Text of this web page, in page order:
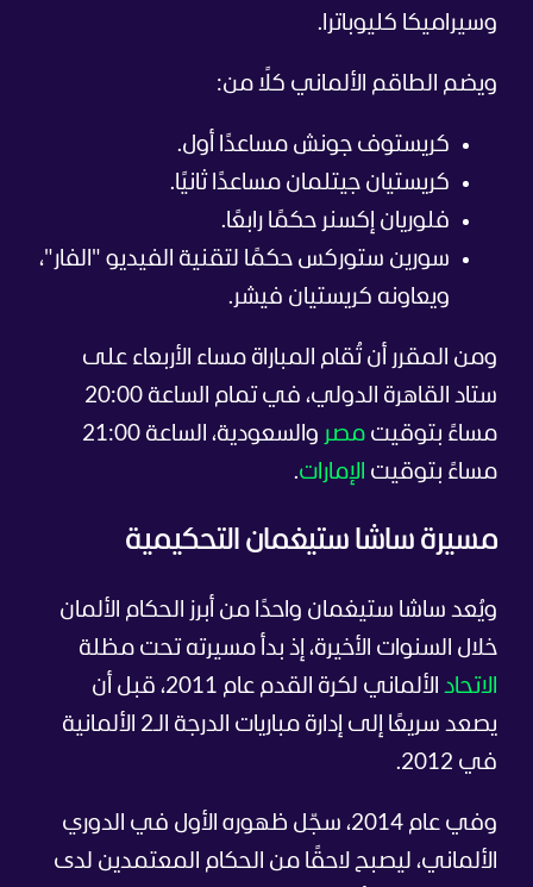
وسيراميكا كليوباترا.
ويضم الطاقم الألماني كلًا من:
كريستوف جونش مساعدًا أول.
كريستيان جيتلمان مساعدًا ثانيًا.
فلوريان إكسنر حكمًا رابعًا.
سورين ستوركس حكمًا لتقنية الفيديو "الفار"،
ويعاونه كريستيان فيشر.
ومن المقرر أن تُقام المباراة مساء الأربعاء على
ستاد القاهرة الدولي، في تمام الساعة 20:00
مساءً بتوقيت مصر
والسعودية، الساعة 21:00
مساءً بتوقيت الإمارات.
مسيرة ساشا ستيغمان التحكيمية
ويُعد ساشا ستيغمان واحدًا من أبرز الحكام الألمان
خلال السنوات الأخيرة، إذ بدأ مسيرته تحت مظلة
الاتحاد
الألماني لكرة القدم عام 2011، قبل أن
يصعد سريعًا إلى إدارة مباريات الدرجة الـ2 الألمانية
في 2012.
وفي عام 2014، سجّل ظهوره الأول في الدوري
الألماني، ليصبح لاحقًا من الحكام المعتمدين لدى